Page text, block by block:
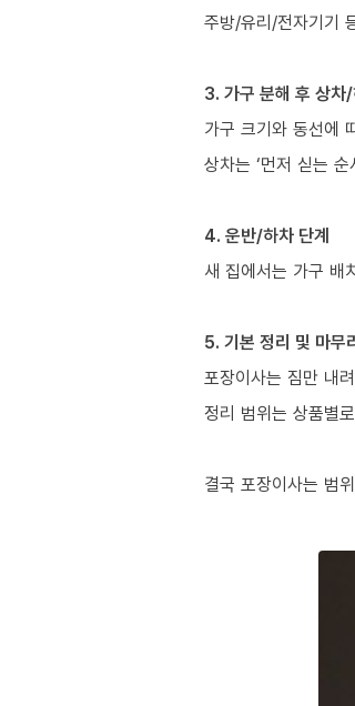
주방/유리/전자기기
3. 가구 분해 후 상차
가구 크기와 동선에
상차는 ‘먼저 싣는
4. 운반/하차 단계
새 집에서는 가구 배
5. 기본 정리 및 마무
포장이사는 짐만 내
정리 범위는 상품별
결국 포장이사는 범